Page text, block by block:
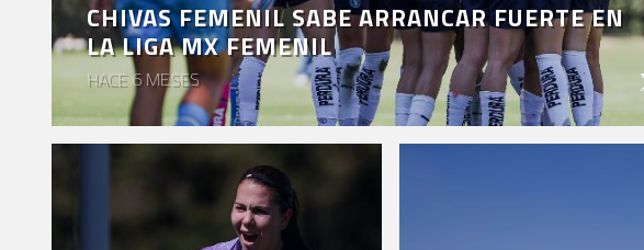
VENTA
BOLETOS
CHIVABONOS
EVENTOS
DEPORTIVOS
CHIVAS FEMENIL SABE ARRANCAR FUERTE EN
LA LIGA MX FEMENIL
HACE 6 MESES